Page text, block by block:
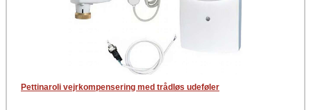
Pettinaroli vejrkompensering med trådløs udeføler